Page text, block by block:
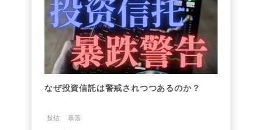
なぜ投資信託は警戒されつつあるのか？
投信 暴落